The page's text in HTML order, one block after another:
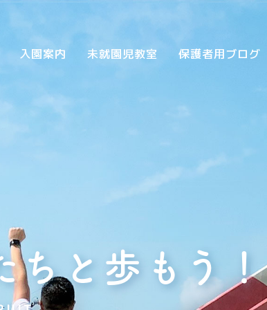
入園案内 未就園児教室 保護者用ブログ
ちと 歩もう！